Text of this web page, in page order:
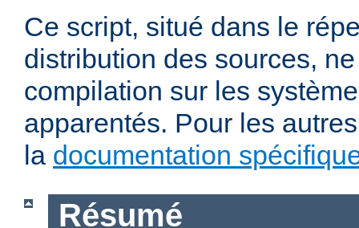
Ce script, situé dans le
distribution des sources,
compilation sur les
apparentés. Pour les
la documentation
Résumé